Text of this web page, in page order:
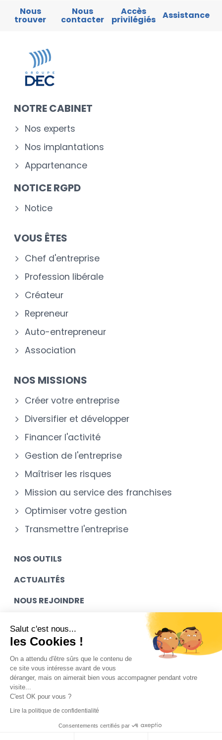
Nous
trouver
Nous
contacter
Accès
privilégiés Assistance
NOTRE CABINET
Nos experts
Nos implantations
Appartenance
NOTICE RGPD
Notice
VOUS ÊTES
Chef d'entreprise
Profession libérale
Créateur
Repreneur
Auto-entrepreneur
Association
NOS MISSIONS
Créer votre entreprise
Diversifier et développer
Financer l'activité
Gestion de l'entreprise
Maîtriser les risques
Mission au service des franchises
Optimiser votre gestion
Transmettre l'entreprise
NOS OUTILS
ACTUALITÉS
NOUS REJOINDRE
CONTACT
Mentions légales
Contact
Plan du site
Salut c'est nous...
les Cookies !
On a attendu d'être sûrs que le contenu de
ce site vous intéresse avant de vous
déranger, mais on aimerait bien vous accompagner pendant votre
visite...
C'est OK pour vous ?
Lire la politique de confidentialité
Consentements certifiés par